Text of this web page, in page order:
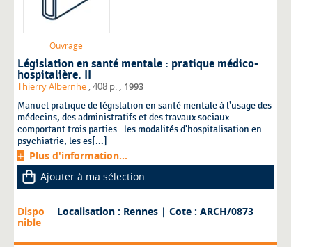
Ouvrage
Législation en santé mentale : pratique médico-
hospitalière. II
Thierry Albernhe , 408 p. , 1993
Manuel pratique de législation en santé mentale à l'usage des
médecins, des administratifs et des travaux sociaux
comportant trois parties : les modalités d'hospitalisation en
psychiatrie, les es[...]
Plus d'information...
Ajouter à ma sélection
Dispo
nible
Localisation : Rennes | Cote : ARCH/0873